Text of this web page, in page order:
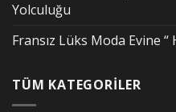
Yolculuğu
Fransız Lüks Moda Evine
TÜM KATEGORİLER